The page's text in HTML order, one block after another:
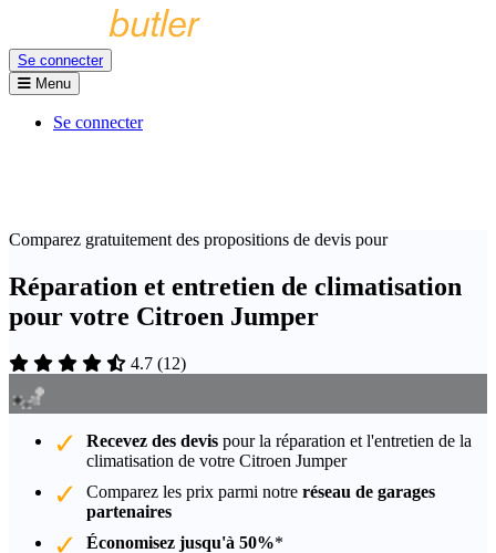
Se connecter
Menu
Se connecter
Comparez gratuitement des propositions de devis pour
Réparation et entretien de climatisation
pour votre Citroen Jumper
4.7 (12)
Recevez des devis pour la réparation et l'entretien de la
climatisation de votre Citroen Jumper
Comparez les prix parmi notre réseau de garages
partenaires
Économisez jusqu'à 50%*